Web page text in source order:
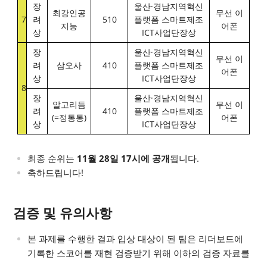
7
장
려
상
최강인공
지능
510
울산·경남지역혁신
플랫폼 스마트제조
ICT사업단장상
무선 이
어폰
8
장
려
상
삼오사 410
울산·경남지역혁신
플랫폼 스마트제조
ICT사업단장상
무선 이
어폰
장
려
상
알고리듬
(=정통통)
410
울산·경남지역혁신
플랫폼 스마트제조
ICT사업단장상
무선 이
어폰
최종 순위는 11월 28일 17시에 공개됩니다.
축하드립니다!
검증 및 유의사항
본 과제를 수행한 결과 입상 대상이 된 팀은 리더보드에
기록한 스코어를 재현 검증받기 위해 이하의 검증 자료를